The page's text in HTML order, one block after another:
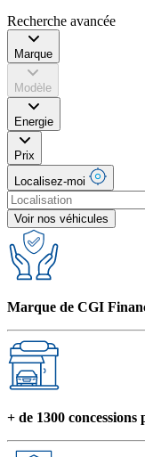
Recherche avancée
Marque
Modèle
Energie
Prix
Localisez-moi
Voir nos véhicules
Marque de CGI
+ de 1300 concessions